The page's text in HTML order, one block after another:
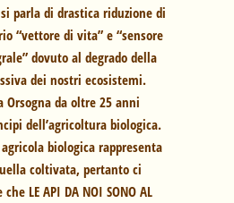
parla di drastica riduzione di
“vettore di vita” e “sensore
dovuto al degrado della
dei nostri ecosistemi.
Orsogna da oltre 25 anni
dell’agricoltura biologica.
biologica rappresenta
coltivata, pertanto ci
LE API DA NOI SONO AL